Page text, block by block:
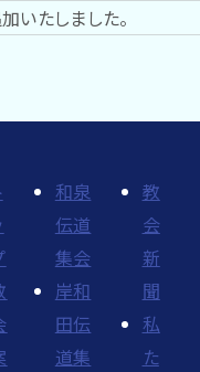
いたしました。
和泉
伝道
集会
岸和
田伝
道集
教
会
新
聞
私
た